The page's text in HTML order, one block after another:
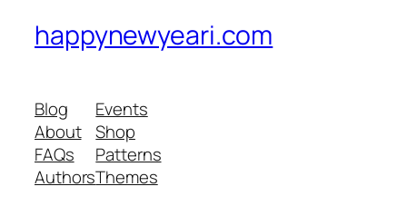
happynewyeari.com
Blog
About
FAQs
Authors
Events
Shop
Patterns
Themes